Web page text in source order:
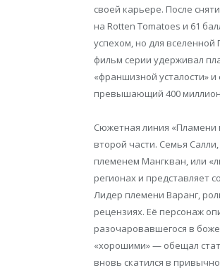
своей карьере. После
на Rotten Tomatoes и 61
успехом, но для
фильм серии удерживал
«франшизной усталости»
превышающий 400
Сюжетная линия «Пламени
второй части. Семья
племенем Мангкван, или
регионах и представляет
Лидер племени Варанг,
рецензиях. Её персонаж
разочаровавшегося в
«хорошими» — обещал
вновь скатился в